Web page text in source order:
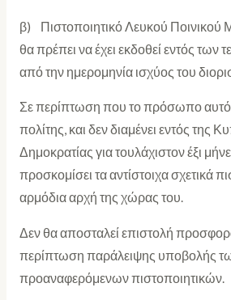
β) Πιστοποιητικό Λευκού Ποινικού
θα πρέπει να έχει εκδοθεί εντός των
από την ημερομηνία ισχύος του
Σε περίπτωση που το πρόσωπο αυτό
πολίτης, και δεν διαμένει εντός της
Δημοκρατίας για τουλάχιστον έξι
προσκομίσει τα αντίστοιχα σχετικά
αρμόδια αρχή της χώρας του.
Δεν θα αποσταλεί επιστολή
περίπτωση παράλειψης υποβολής
προαναφερόμενων πιστοποιητικών.